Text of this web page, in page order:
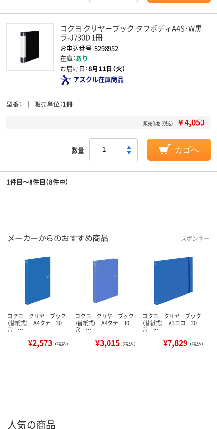
コクヨ クリヤーブック タフボディA4S・W黒
ラ-J730D 1冊
お申込番号：8298952
在庫：あり
お届け日：8月11日（火）
アスクル在庫商品
型番 販売単位 1冊
販売価格（税込） ￥4,050
数量 カゴへ
1件目～8件目（8件中）
メーカーからのおすすめ商品 スポンサー
コクヨ クリヤーブック
（替紙式） A4タテ 30
穴 …
¥2,573 （税込）
コクヨ クリヤーブック
（替紙式） A4タテ 30
穴 …
¥3,015 （税込）
コクヨ クリヤーブック
（替紙式） A3ヨコ 30
穴 …
¥7,829 （税込）
人気の商品